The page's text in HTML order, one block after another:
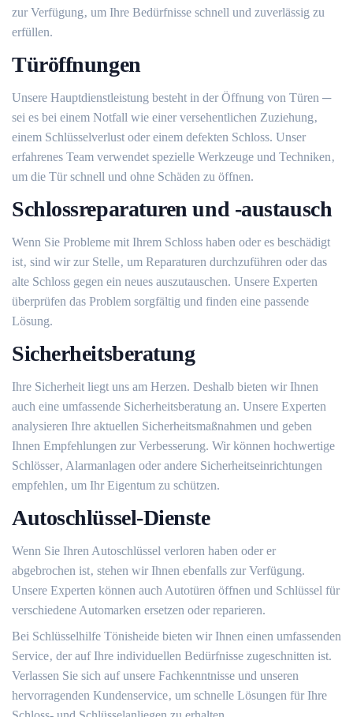
zur Verfügung‚ um Ihre Bedürfnisse schnell und zuverlässig zu
erfüllen.
Türöffnungen
Unsere Hauptdienstleistung besteht in der Öffnung von Türen ─
sei es bei einem Notfall wie einer versehentlichen Zuziehung‚
einem Schlüsselverlust oder einem defekten Schloss. Unser
erfahrenes Team verwendet spezielle Werkzeuge und Techniken‚
um die Tür schnell und ohne Schäden zu öffnen.​
Schlossreparaturen und -austausch
Wenn Sie Probleme mit Ihrem Schloss haben oder es beschädigt
ist‚ sind wir zur Stelle‚ um Reparaturen durchzuführen oder das
alte Schloss gegen ein neues auszutauschen.​ Unsere Experten
überprüfen das Problem sorgfältig und finden eine passende
Lösung.​
Sicherheitsberatung
Ihre Sicherheit liegt uns am Herzen.​ Deshalb bieten wir Ihnen
auch eine umfassende Sicherheitsberatung an.​ Unsere Experten
analysieren Ihre aktuellen Sicherheitsmaßnahmen und geben
Ihnen Empfehlungen zur Verbesserung.​ Wir können hochwertige
Schlösser‚ Alarmanlagen oder andere Sicherheitseinrichtungen
empfehlen‚ um Ihr Eigentum zu schützen.​
Autoschlüssel-Dienste
Wenn Sie Ihren Autoschlüssel verloren haben oder er
abgebrochen ist‚ stehen wir Ihnen ebenfalls zur Verfügung.
Unsere Experten können auch Autotüren öffnen und Schlüssel für
verschiedene Automarken ersetzen oder reparieren.
Bei Schlüsselhilfe Tönisheide bieten wir Ihnen einen umfassenden
Service‚ der auf Ihre individuellen Bedürfnisse zugeschnitten ist.​
Verlassen Sie sich auf unsere Fachkenntnisse und unseren
hervorragenden Kundenservice‚ um schnelle Lösungen für Ihre